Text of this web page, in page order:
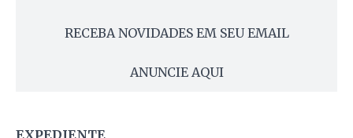
RECEBA NOVIDADES EM SEU EMAIL
ANUNCIE AQUI
EXPEDIENTE